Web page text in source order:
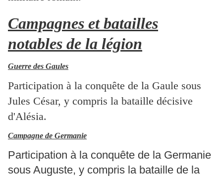
Campagnes et batailles
notables de la légion
Guerre des Gaules
Participation à la conquête de la Gaule sous
Jules César, y compris la bataille décisive
d'Alésia.
Campagne de Germanie
Participation à la conquête de la Germanie
sous Auguste, y compris la bataille de la